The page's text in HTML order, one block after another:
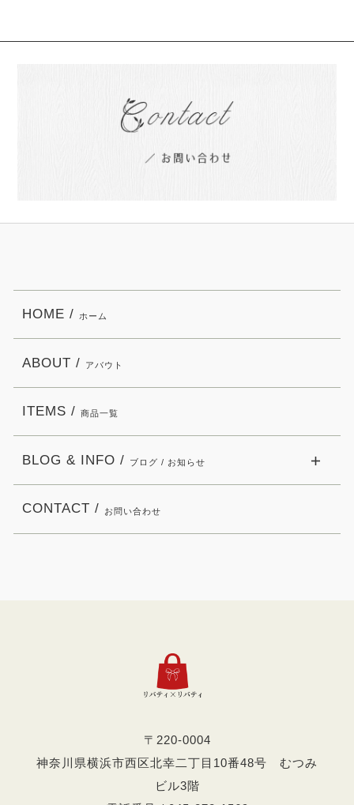
〒220-0004
神奈川県横浜市西区北幸二丁目10番48号 むつみ
ビル3階
HOME / ホーム
ABOUT / アバウト
ITEMS / 商品一覧
BLOG & INFO / ブログ / お知らせ
CONTACT / お問い合わせ